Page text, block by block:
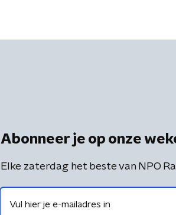
Abonneer je op onze
Elke zaterdag het beste van NPO